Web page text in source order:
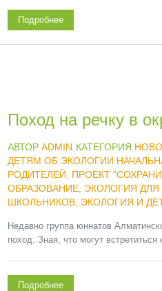
Подробнее
Поход на речку в
АВТОР ADMIN КАТЕГОРИЯ
ДЕТЯМ ОБ ЭКОЛОГИИ
РОДИТЕЛЕЙ
ПРОЕКТ
ОБРАЗОВАНИЕ, ЭКОЛОГИЯ ДЛЯ
ШКОЛЬНИКОВ, ЭКОЛОГИЯ И
Недавно группа юннатов
поход. Зная, что могут встретиться
Подробнее